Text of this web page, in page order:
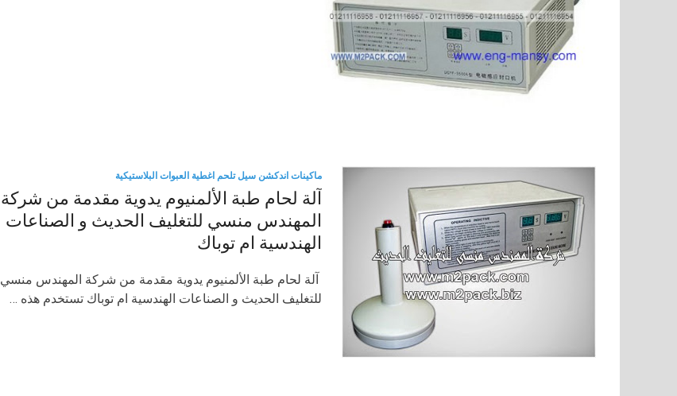
ماكينات اندكشن سيل تلحم اغطية العبوات البلاستيكية
آلة لحام طبة الألمنيوم يدوية مقدمة من شركة
المهندس منسي للتغليف الحديث و الصناعات
الهندسية ام توباك
​ آلة لحام طبة الألمنيوم يدوية مقدمة من شركة المهندس منسي
للتغليف الحديث و الصناعات الهندسية ام توباك تستخدم هذه …